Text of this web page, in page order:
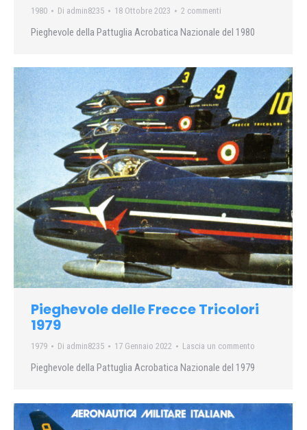
1980 Di admin8235 18 Ottobre 2023 2 commenti
Pieghevole della Pattuglia Acrobatica Nazionale del 1980
Pieghevole delle Frecce Tricolori
1979
1979 Di admin8235 17 Gennaio 2022 Lascia un commento
Pieghevole della Pattuglia Acrobatica Nazionale del 1979